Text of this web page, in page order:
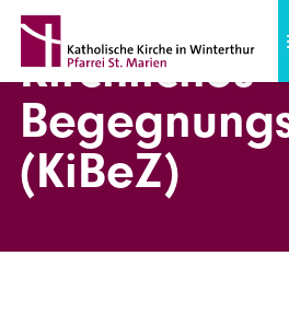
Direkt zum Inhalt
Kirchliches
(KiBeZ)